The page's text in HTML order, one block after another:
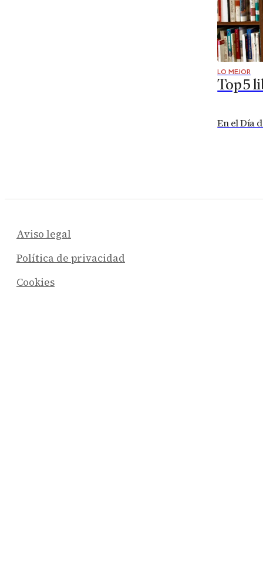
LO MEJOR
Top 5
En el Día
Aviso legal
Política de privacidad
Cookies